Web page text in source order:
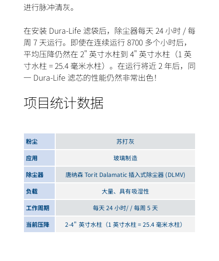
进行脉冲清灰。
在安装 Dura-Life 滤袋后，除尘器每天 24 小时 / 每
周 7 天运行。即使在连续运行 8700 多个小时后，
平均压降仍然在 2" 英寸水柱到 4" 英寸水柱（1 英
寸水柱 = 25.4 毫米水柱）。在运行将近 2 年后，同
一 Dura-Life 滤芯的性能仍然非常出色！
项目统计数据
粉尘
苏打灰
应用
玻璃制造
除尘器
唐纳森 Torit Dalamatic 插入式除尘器 (DLMV)
负载
大量、具有吸湿性
工作周期
每天 24 小时/ / 每周 5 天
当前压降
2-4" 英寸水柱（1 英寸水柱 = 25.4 毫米水柱）